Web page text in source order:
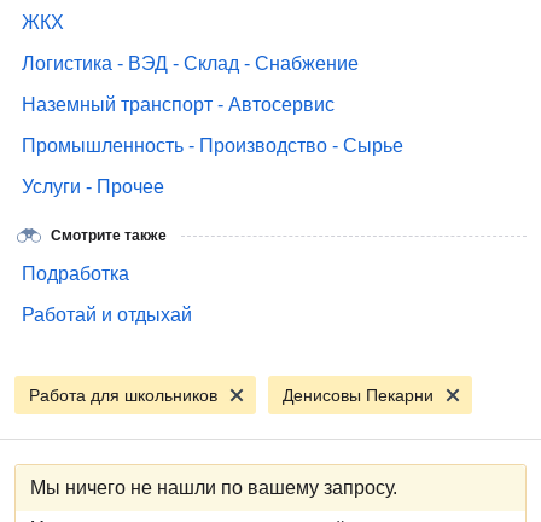
ЖКХ
Логистика - ВЭД - Склад - Снабжение
Наземный транспорт - Автосервис
Промышленность - Производство - Сырье
Услуги - Прочее
Смотрите также
Подработка
Работай и отдыхай
Работа для школьников Денисовы Пекарни
Мы ничего не нашли по вашему запросу.